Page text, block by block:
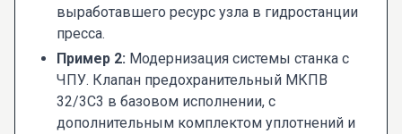
выработавшего ресурс узла в гидростанции
пресса.
Пример 2: Модернизация системы станка с
ЧПУ. Клапан предохранительный МКПВ
32/3С3 в базовом исполнении, с
дополнительным комплектом уплотнений и